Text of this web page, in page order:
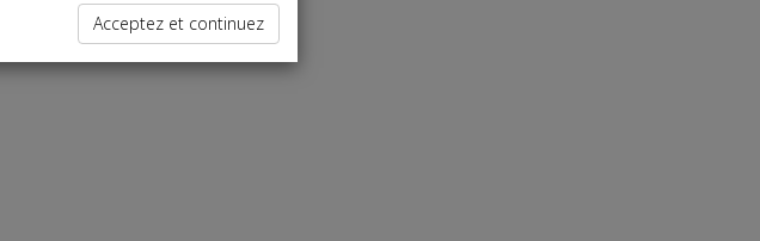
Acceptez et continuez